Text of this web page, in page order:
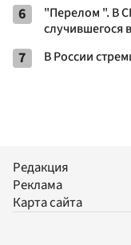
6
"Перелом ". В
случившегося
7 В России
Редакция
Реклама
Карта сайта